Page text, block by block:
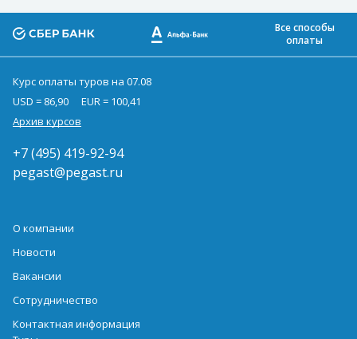
Все способы
оплаты
Курс оплаты туров на 07.08
USD = 86,90
EUR = 100,41
Архив курсов
+7 (495) 419-92-94
pegast@pegast.ru
О компании
Новости
Вакансии
Сотрудничество
Контактная информация